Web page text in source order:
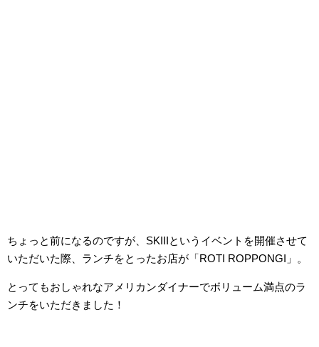
ちょっと前になるのですが、SKIIIというイベントを開催させて
いただいた際、ランチをとったお店が「ROTI ROPPONGI」。
とってもおしゃれなアメリカンダイナーでボリューム満点のラ
ンチをいただきました！